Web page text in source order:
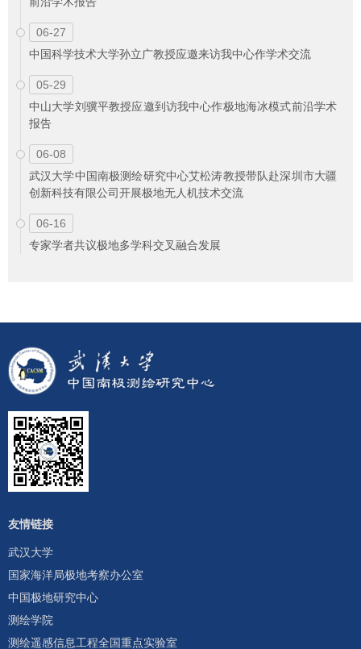
06-27
中国科学技术大学孙立广教授应邀来访我中心作学术交流
05-29
中山大学刘骥平教授应邀到访我中心作极地海冰模式前沿学术
报告
06-08
武汉大学中国南极测绘研究中心艾松涛教授带队赴深圳市大疆
创新科技有限公司开展极地无人机技术交流
06-16
专家学者共议极地多学科交叉融合发展
友情链接
武汉大学
国家海洋局极地考察办公室
中国极地研究中心
测绘学院
测绘遥感信息工程全国重点实验室